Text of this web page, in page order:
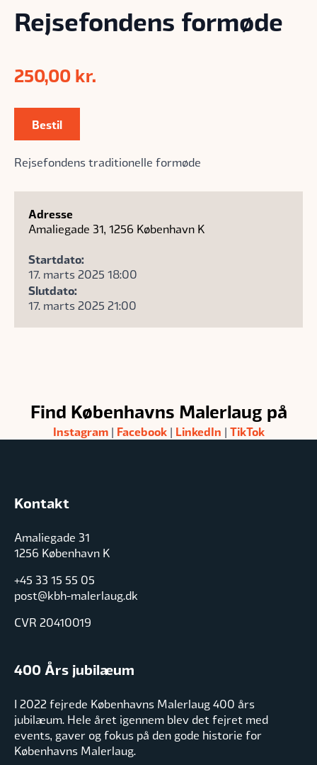
Rejsefondens formøde
250,00kr.
Bestil
Rejsefondens traditionelle formøde
Adresse
Amaliegade 31, 1256 København K
Startdato:
17. marts 2025 18:00
Slutdato:
17. marts 2025 21:00
Find Københavns Malerlaug på
Instagram| Facebook| LinkedIn | TikTok
Kontakt
Amaliegade 31
1256 København K
+45 33 15 55 05
post@kbh-malerlaug.dk
CVR 20410019
400 Års jubilæum
I 2022 fejrede Københavns Malerlaug 400 års
jubilæum. Hele året igennem blev det fejret med
events, gaver og fokus på den gode historie for
Københavns Malerlaug.